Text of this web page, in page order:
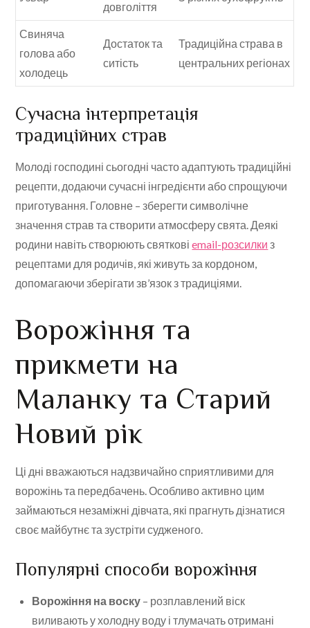
довголіття
Свиняча
голова або
холодець
Достаток та
ситість
Традиційна страва в
центральних регіонах
Сучасна інтерпретація
традиційних страв
Молоді господині сьогодні часто адаптують традиційні
рецепти, додаючи сучасні інгредієнти або спрощуючи
приготування. Головне – зберегти символічне
значення страв та створити атмосферу свята. Деякі
родини навіть створюють святковіemail-розсилки з
рецептами для родичів, які живуть за кордоном,
допомагаючи зберігати зв’язок з традиціями.
Ворожіння та
прикмети на
Маланку та Старий
Новий рік
Ці дні вважаються надзвичайно сприятливими для
ворожінь та передбачень. Особливо активно цим
займаються незаміжні дівчата, які прагнуть дізнатися
своє майбутнє та зустріти судженого.
Популярні способи ворожіння
Ворожіння на воску – розплавлений віск
виливають у холодну воду і тлумачать отримані